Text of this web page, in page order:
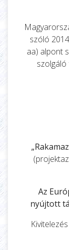
szóló
aa) alpont
szolgáló
Az
nyújtott